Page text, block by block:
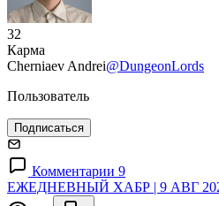
32
Карма
Cherniaev Andrei@DungeonLords
Пользователь
Подписаться
Комментарии 9
ЕЖЕДНЕВНЫЙ ХАБР | 9 АВГ